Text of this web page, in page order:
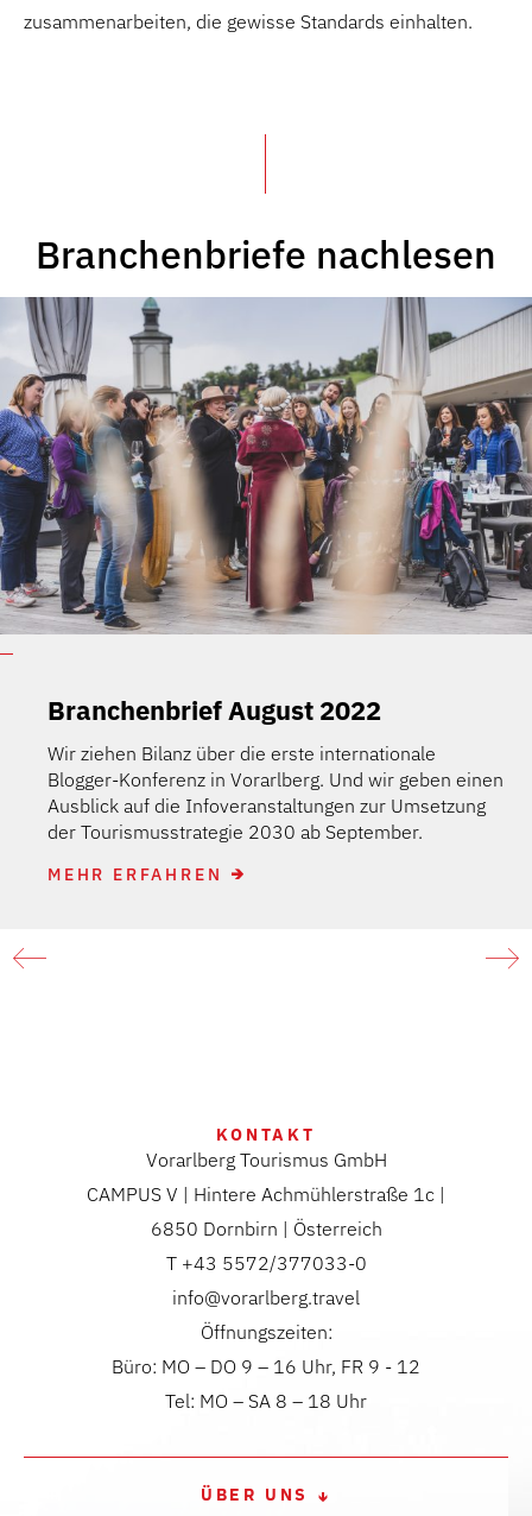
zusammenarbeiten, die gewisse Standards einhalten.
Branchenbriefe nachlesen
Branchenbrief August 2022
Wir ziehen Bilanz über die erste internationale
Blogger-Konferenz in Vorarlberg. Und wir geben einen
Ausblick auf die Infoveranstaltungen zur Umsetzung
der Tourismusstrategie 2030 ab September.
MEHR ERFAHREN
KONTAKT
Vorarlberg Tourismus GmbH
CAMPUS V | Hintere Achmühlerstraße 1c |
6850 Dornbirn | Österreich
T +43 5572/377033-0
info@vorarlberg.travel
Öffnungszeiten:
Büro: MO – DO 9 – 16 Uhr, FR 9 - 12
Tel: MO – SA 8 – 18 Uhr
ÜBER UNS